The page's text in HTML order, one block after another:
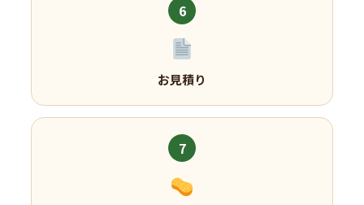
6
お見積り
7